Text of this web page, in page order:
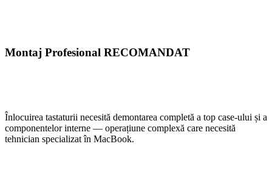
Montaj Profesional RECOMANDAT
Înlocuirea tastaturii necesită demontarea completă a top case-ului și a
componentelor interne — operațiune complexă care necesită
tehnician specializat în MacBook.